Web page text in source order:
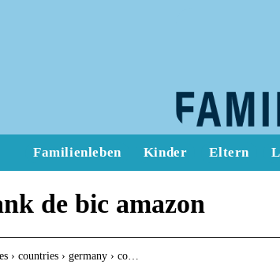
Familienleben Kinder Eltern
de bic amazon
› countries › germany › co…